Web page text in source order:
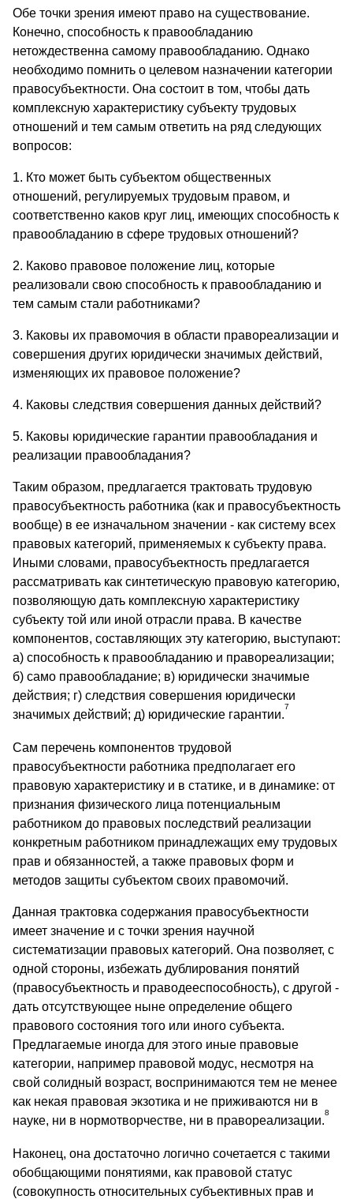
Обе точки зрения имеют право на существование.
Конечно, способность к правообладанию
нетождественна самому правообладанию. Однако
необходимо помнить о целевом назначении категории
правосубъектности. Она состоит в том, чтобы дать
комплексную характеристику субъекту трудовых
отношений и тем самым ответить на ряд следующих
вопросов:
1. Кто может быть субъектом общественных
отношений, регулируемых трудовым правом, и
соответственно каков круг лиц, имеющих способность к
правообладанию в сфере трудовых отношений?
2. Каково правовое положение лиц, которые
реализовали свою способность к правообладанию и
тем самым стали работниками?
3. Каковы их правомочия в области правореализации и
совершения других юридически значимых действий,
изменяющих их правовое положение?
4. Каковы следствия совершения данных действий?
5. Каковы юридические гарантии правообладания и
реализации правообладания?
Таким образом, предлагается трактовать трудовую
правосубъектность работника (как и правосубъектность
вообще) в ее изначальном значении - как систему всех
правовых категорий, применяемых к субъекту права.
Иными словами, правосубъектность предлагается
рассматривать как синтетическую правовую категорию,
позволяющую дать комплексную характеристику
субъекту той или иной отрасли права. В качестве
компонентов, составляющих эту категорию, выступают:
а) способность к правообладанию и правореализации;
б) само правообладание; в) юридически значимые
действия; г) следствия совершения юридически
значимых действий; д) юридические гарантии.
7
Сам перечень компонентов трудовой
правосубъектности работника предполагает его
правовую характеристику и в статике, и в динамике: от
признания физического лица потенциальным
работником до правовых последствий реализации
конкретным работником принадлежащих ему трудовых
прав и обязанностей, а также правовых форм и
методов защиты субъектом своих правомочий.
Данная трактовка содержания правосубъектности
имеет значение и с точки зрения научной
систематизации правовых категорий. Она позволяет, с
одной стороны, избежать дублирования понятий
(правосубъектность и праводееспособность), с другой -
дать отсутствующее ныне определение общего
правового состояния того или иного субъекта.
Предлагаемые иногда для этого иные правовые
категории, например правовой модус, несмотря на
свой солидный возраст, воспринимаются тем не менее
как некая правовая экзотика и не приживаются ни в
науке, ни в нормотворчестве, ни в правореализации.
8
Наконец, она достаточно логично сочетается с такими
обобщающими понятиями, как правовой статус
(совокупность относительных субъективных прав и